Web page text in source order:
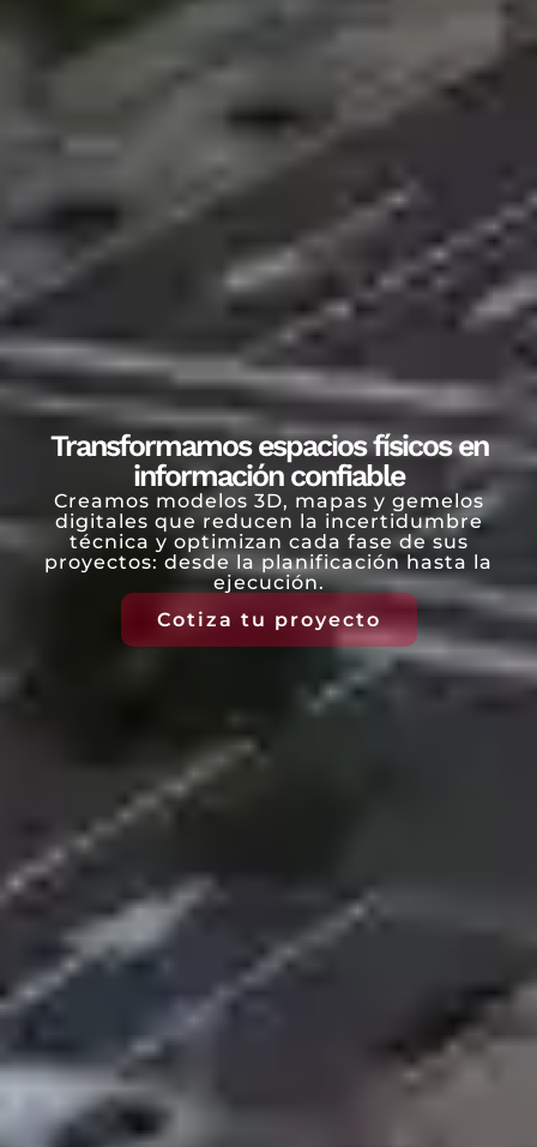
Transformamos espacios físicos en
información confiable
Creamos modelos 3D, mapas y gemelos
digitales que reducen la incertidumbre
técnica y optimizan cada fase de sus
proyectos: desde la planificación hasta la
ejecución.
Cotiza tu proyecto